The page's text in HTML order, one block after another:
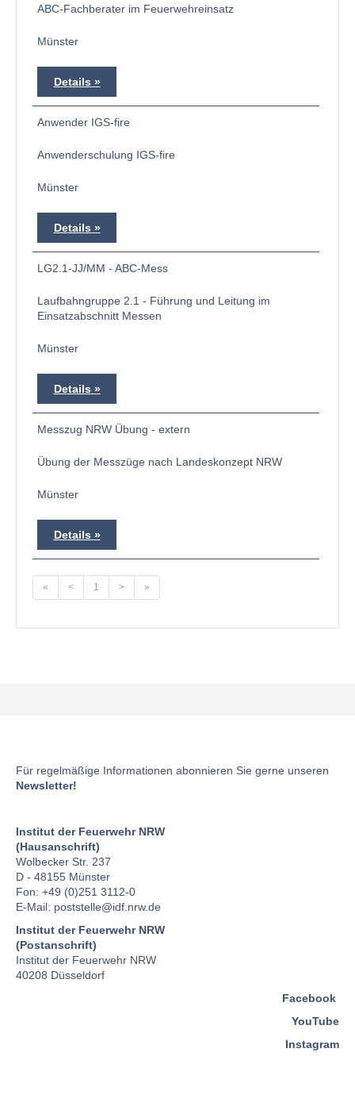
ABC-Fachberater im Feuerwehreinsatz
Münster
Details
Anwender IGS-fire
Anwenderschulung IGS-fire
Münster
Details
LG2.1-JJ/MM - ABC-Mess
Laufbahngruppe 2.1 - Führung und Leitung im
Einsatzabschnitt Messen
Münster
Details
Messzug NRW Übung - extern
Übung der Messzüge nach Landeskonzept NRW
Münster
Details
« < 1 > »
Für regelmäßige Informationen abonnieren Sie gerne unseren
Newsletter!
Institut der Feuerwehr NRW
(Hausanschrift)
Wolbecker Str. 237
D - 48155 Münster
Fon: +49 (0)251 3112-0
E-Mail: poststelle@idf.nrw.de
Institut der Feuerwehr NRW
(Postanschrift)
Institut der Feuerwehr NRW
40208 Düsseldorf
Facebook
YouTube
Instagram